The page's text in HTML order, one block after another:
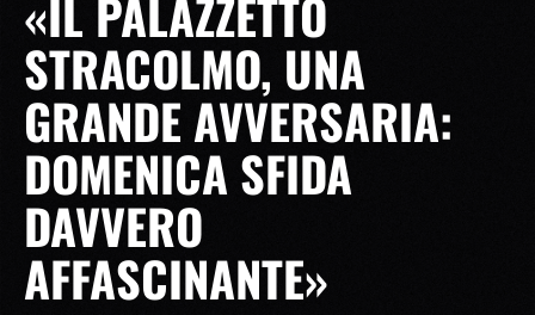
«IL PALAZZETTO
STRACOLMO, UNA
GRANDE AVVERSARIA:
DOMENICA SFIDA
DAVVERO
AFFASCINANTE»